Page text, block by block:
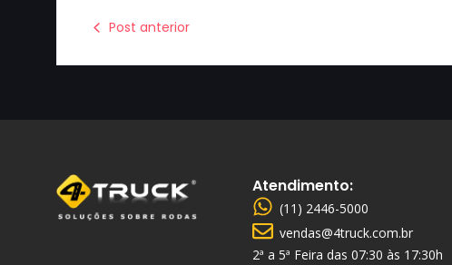
Post anterior
Atendimento:
(11) 2446-5000
vendas@4truck.com.br
2ª a 5ª Feira das 07:30 às 17:30h